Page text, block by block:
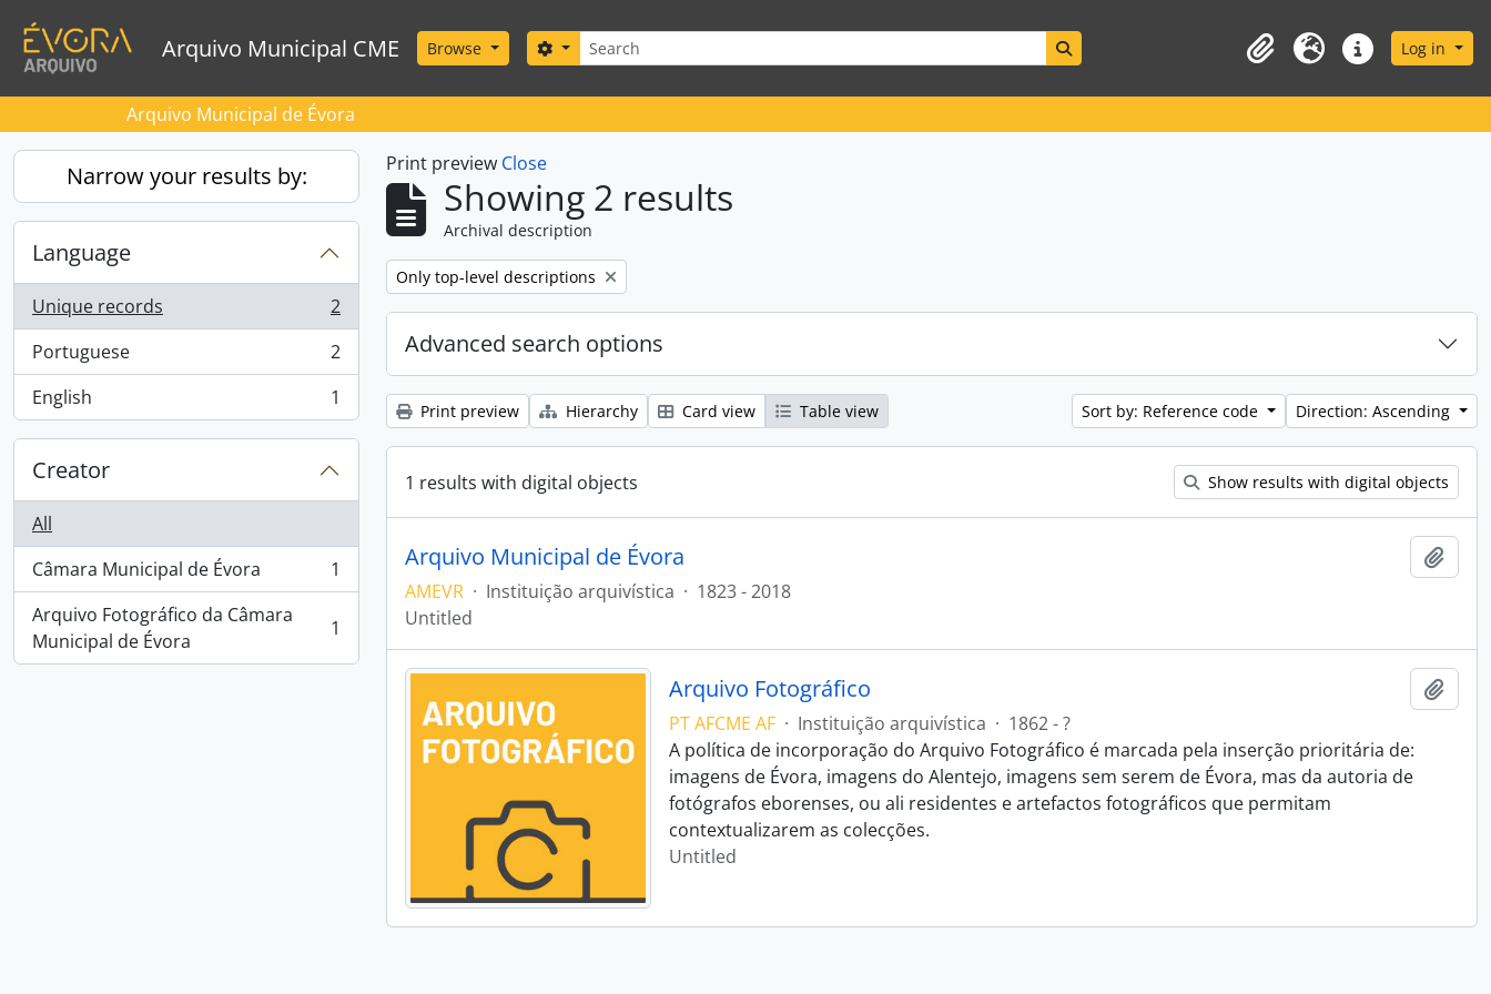
Arquivo Municipal CME Browse Search
Search options
ClipboardLanguageQuick linksLog in
Arquivo Municipal de Évora
Narrow your results by:
Language
Unique records
, 2 results
2
Portuguese
, 2 results
2
English
, 1 results 1
Creator
All
Câmara Municipal de Évora
, 1 results
1
Arquivo Fotográfico da Câmara
Municipal de Évora
, 1 results 1
Print preview Close
Showing 2 results
Archival description
Remove filter:
Only top-level descriptions
Advanced search options
Print preview Hierarchy Card view Table view Sort by: Reference code Direction: Ascending
1 results with digital objects Show results with digital objects
Arquivo Municipal de Évora
AMEVR · Instituição arquivística · 1823 - 2018
Untitled
Arquivo Fotográfico
PT AFCME AF · Instituição arquivística · 1862 - ?
A política de incorporação do Arquivo Fotográfico é marcada pela inserção prioritária de:
imagens de Évora, imagens do Alentejo, imagens sem serem de Évora, mas da autoria de
fotógrafos eborenses, ou ali residentes e artefactos fotográficos que permitam
contextualizarem as colecções.
Untitled